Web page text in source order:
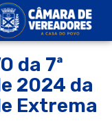
da 7ª
2024 da
Extrema